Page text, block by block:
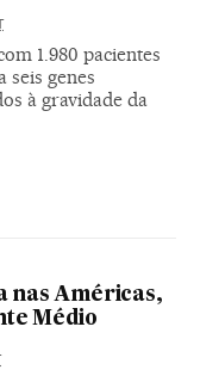
1.980 pacientes
seis genes
à gravidade da
nas Américas,
Médio